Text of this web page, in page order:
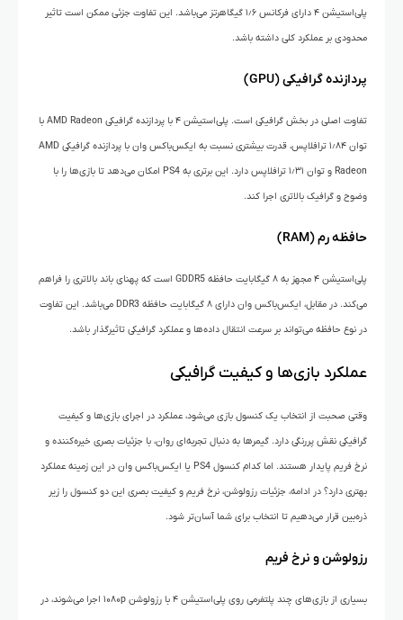
پلی‌استیشن ۴ دارای فرکانس ۱٫۶ گیگاهرتز می‌باشد. این تفاوت جزئی ممکن است تاثیر
محدودی بر عملکرد کلی داشته باشد.
پردازنده گرافیکی (GPU)
تفاوت اصلی در بخش گرافیکی است. پلی‌استیشن ۴ با پردازنده گرافیکی AMD Radeon با
توان ۱٫۸۴ ترافلاپس، قدرت بیشتری نسبت به ایکس‌باکس وان با پردازنده گرافیکی AMD
Radeon و توان ۱٫۳۱ ترافلاپس دارد. این برتری به PS4 امکان می‌دهد تا بازی‌ها را با
وضوح و گرافیک بالاتری اجرا کند.
حافظه رم (RAM)
پلی‌استیشن ۴ مجهز به ۸ گیگابایت حافظه GDDR5 است که پهنای باند بالاتری را فراهم
می‌کند. در مقابل، ایکس‌باکس وان دارای ۸ گیگابایت حافظه DDR3 می‌باشد. این تفاوت
در نوع حافظه می‌تواند بر سرعت انتقال داده‌ها و عملکرد گرافیکی تاثیرگذار باشد.
عملکرد بازی‌ها و کیفیت گرافیکی
وقتی صحبت از انتخاب یک کنسول بازی می‌شود، عملکرد در اجرای بازی‌ها و کیفیت
گرافیکی نقش پررنگی دارد. گیمرها به دنبال تجربه‌ای روان، با جزئیات بصری خیره‌کننده و
نرخ فریم پایدار هستند. اما کدام کنسول PS4 یا ایکس‌باکس وان در این زمینه عملکرد
بهتری دارد؟ در ادامه، جزئیات رزولوشن، نرخ فریم و کیفیت بصری این دو کنسول را زیر
ذره‌بین قرار می‌دهیم تا انتخاب برای شما آسان‌تر شود.
رزولوشن و نرخ فریم
بسیاری از بازی‌های چند پلتفرمی روی پلی‌استیشن ۴ با رزولوشن ۱۰۸۰p اجرا می‌شوند، در